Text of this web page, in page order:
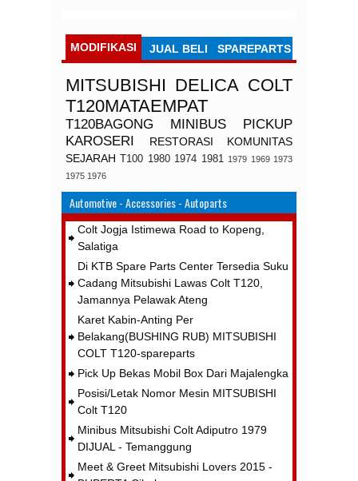
MODIFIKASI JUAL BELI SPAREPARTS
MITSUBISHI DELICA COLT
T120MATAEMPAT
T120BAGONG MINIBUS
PICKUP
KAROSERI
RESTORASI
KOMUNITAS
SEJARAH
T100 1980 1974 1981 1979 1969 1973
1975 1976
Automotive - Accessories - Autoparts
Colt Jogja Istimewa Road to Kopeng,
Salatiga
Di KTB Spare Parts Center Tersedia Suku
Cadang Mitsubishi Lawas Colt T120,
Jamannya Pelawak Ateng
Karet Kabin-Anting Per
Belakang(BUSHING RUB) MITSUBISHI
COLT T120-spareparts
Pick Up Bekas Mobil Box Dari Majalengka
Posisi/Letak Nomor Mesin MITSUBISHI
Colt T120
Minibus Mitsubishi Colt Adiputro 1979
DIJUAL - Temanggung
Meet & Greet Mitsubishi Lovers 2015 -